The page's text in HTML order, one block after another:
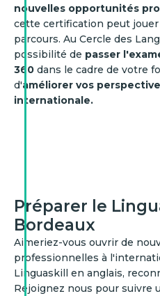
nouvelles opportunités
cette certification peut
parcours. Au Cercle des
possibilité de passer
360 dans le cadre de votre
d'améliorer vos
internationale.
Préparer le
Bordeaux
Aimeriez-vous ouvrir de
professionnelles à
Linguaskill en anglais,
Rejoignez nous pour suivre